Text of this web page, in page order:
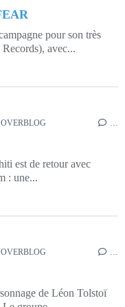
pour son très
avec...
…
est de retour avec
: une...
…
de Léon Tolstoï